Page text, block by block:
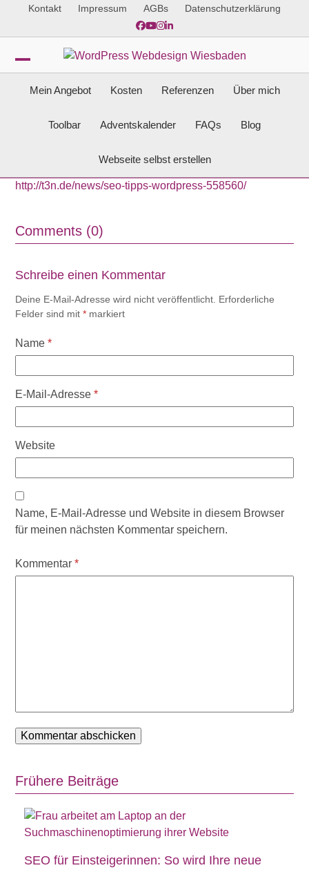
content
Kontakt Impressum AGBs
Datenschutzerklärung
Facebook
YouTube
Instagram
LinkedIn
Open
mobile
menu
Close
mobile
menu
Mein Angebot Kosten Referenzen Über mich
Toolbar Adventskalender FAQs Blog
Webseite selbst erstellen
http://t3n.de/news/seo-tipps-wordpress-558560/
Comments (0)
Schreibe einen Kommentar
Deine E-Mail-Adresse wird nicht veröffentlicht. Erforderliche
Felder sind mit* markiert
Name*
E-Mail-Adresse*
Website
Name, E-Mail-Adresse und Website in diesem Browser
für meinen nächsten Kommentar speichern.
Kommentar*
Frühere Beiträge
SEO für Einsteigerinnen: So wird Ihre neue